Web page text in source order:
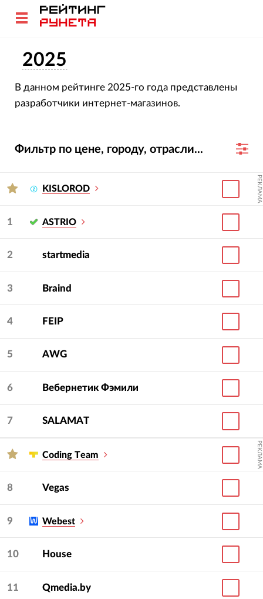
2025
В данном рейтинге 2025-го года представлены
разработчики интернет-магазинов.
Фильтр по цене, городу, отрасли...
KISLOROD РЕКЛАМА
1 ASTRIO
2 startmedia
3 Braind
4 FEIP
5 AWG
6 Вебернетик Фэмили
7 SALAMAT
Сoding Тeam РЕКЛАМА
8 Vegas
9 Webest
10 House
11 Qmedia.by